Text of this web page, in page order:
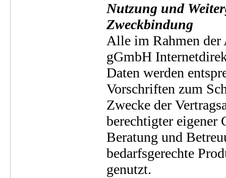
Nutzung und
Zweckbindung
Alle im Rahmen
gGmbH
Daten werden
Vorschriften zum
Zwecke der
berechtigter eigener
Beratung und
bedarfsgerechte
genutzt.